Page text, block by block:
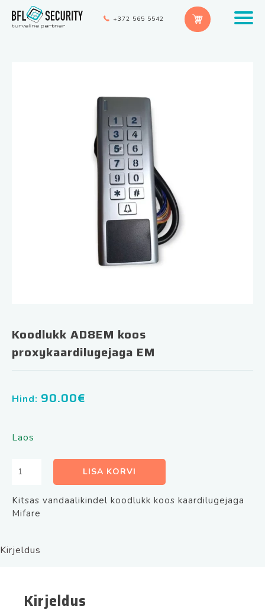
+372 565 5542
Koodlukk AD8EM koos
proxykaardilugejaga EM
Hind: 90.00€
Laos
Koodlukk
koos
proxykaardilugejaga
LISA KORVI
Kitsas vandaalikindel koodlukk koos kaardilugejaga
Mifare
Kirjeldus
Kirjeldus